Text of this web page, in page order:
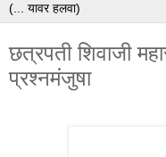
छत्रपती शिवाजी
प्रश्नमंजुषा